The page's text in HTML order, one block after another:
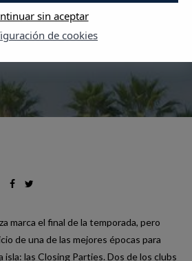
marca el final de la temporada, pero
de una de las mejores épocas para
isla: las Closing Parties. Dos de los clubs
de cookies
sin aceptar